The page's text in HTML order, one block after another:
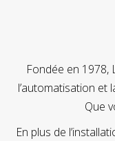
Fondée en 1978,
l’automatisation
Que
En plus de